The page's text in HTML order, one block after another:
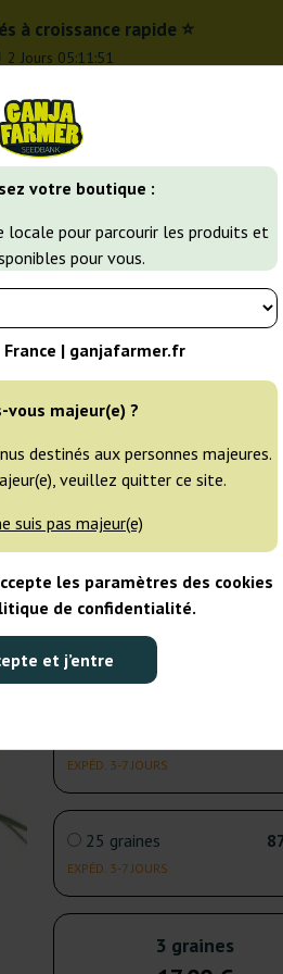
votre boutique :
locale pour parcourir les produits et
pour vous.
France | ganjafarmer.fr
vous majeur(e) ?
destinés aux personnes majeures.
veuillez quitter ce site.
suis pas majeur(e)
les paramètres des cookies
de confidentialité.
et j’entre
à croissance rapide ⭐
2 Jours 05:11:50
Variétés de cannabis
Éleveur:
Seed Stockers
Emballage d'origine:
EXPÉD. 3-7 JOURS
3 graines
EXPÉD.
AUJOURD’HUI
EXPÉD. 3-7 JOURS
25 graines
EXPÉD. 3-7 JOURS
3 graines